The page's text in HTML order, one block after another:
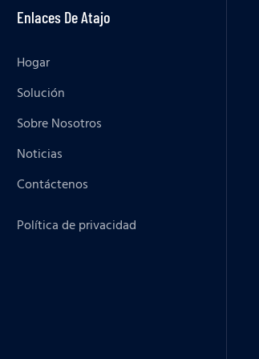
Enlaces De Atajo
Hogar
Solución
Sobre Nosotros
Noticias
Contáctenos
Política de privacidad